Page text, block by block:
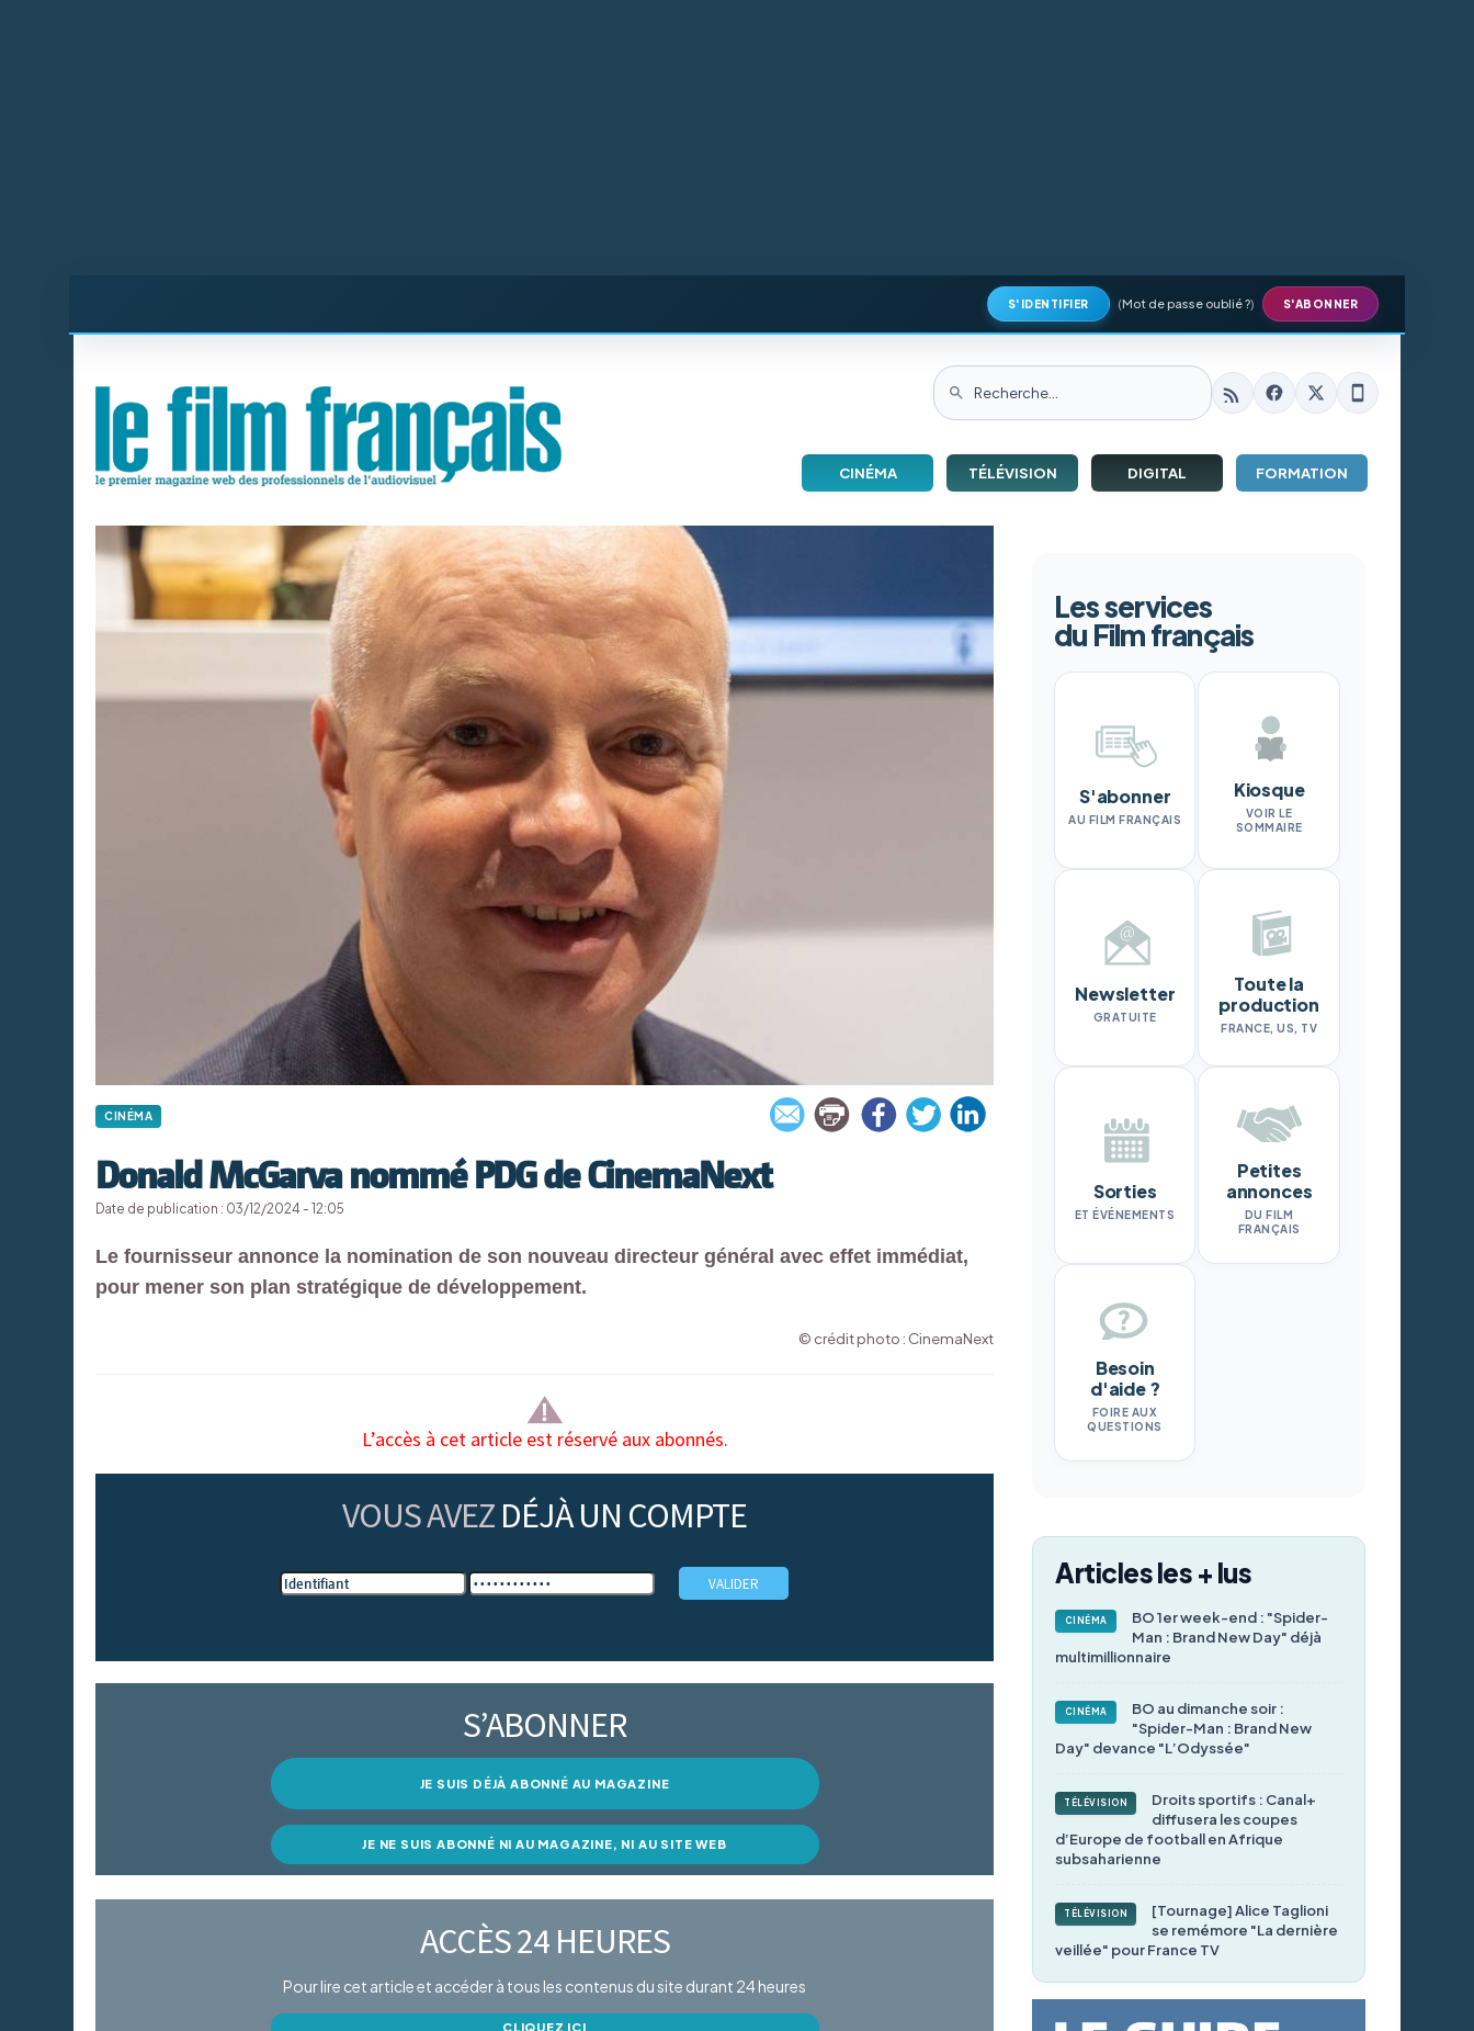
S'IDENTIFIER (Mot de passe oublié ?) S'ABONNER
CINÉMA TÉLÉVISION DIGITAL FORMATION
CINÉMA
Donald McGarva nommé PDG de CinemaNext
Date de publication : 03/12/2024 - 12:05
Le fournisseur annonce la nomination de son nouveau directeur général avec effet immédiat,
pour mener son plan stratégique de développement.
© crédit photo : CinemaNext
L’accès à cet article est réservé aux abonnés.
VOUS AVEZ DÉJÀ UN COMPTE
S’ABONNER
JE SUIS DÉJÀ ABONNÉ AU MAGAZINE
JE NE SUIS ABONNÉ NI AU MAGAZINE, NI AU SITE WEB
ACCÈS 24 HEURES
Pour lire cet article et accéder à tous les contenus du site durant 24 heures
CLIQUEZ ICI
Les services
du Film français
S'abonner
AU FILM FRANÇAIS
Kiosque
VOIR LE
SOMMAIRE
Newsletter
GRATUITE
Toute la
production
FRANCE, US, TV
Sorties
ET ÉVÉNEMENTS
Petites
annonces
DU FILM
FRANÇAIS
Besoin
d'aide ?
FOIRE AUX
QUESTIONS
Articles les + lus
CINÉMA
BO 1er week-end : "Spider-
Man : Brand New Day" déjà
multimillionnaire
CINÉMA
BO au dimanche soir :
"Spider-Man : Brand New
Day" devance "L’Odyssée"
TÉLÉVISION
Droits sportifs : Canal+
diffusera les coupes
d’Europe de football en Afrique
subsaharienne
TÉLÉVISION
[Tournage] Alice Taglioni
se remémore "La dernière
veillée" pour France TV